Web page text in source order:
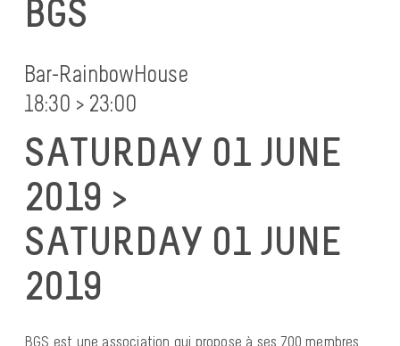
BGS
Bar-RainbowHouse
18:30 > 23:00
SATURDAY 01 JUNE
2019 >
SATURDAY 01 JUNE
2019
BGS est une association qui propose à ses 700 membres